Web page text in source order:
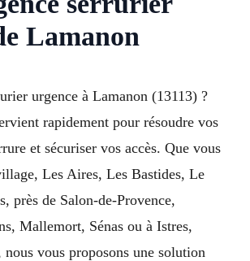
Lamanon
urgence à Lamanon (13113) ?
rapidement pour résoudre vos
et sécuriser vos accès. Que vous
Les Aires, Les Bastides, Le
près de Salon-de-Provence,
Mallemort, Sénas ou à Istres,
vous proposons une solution